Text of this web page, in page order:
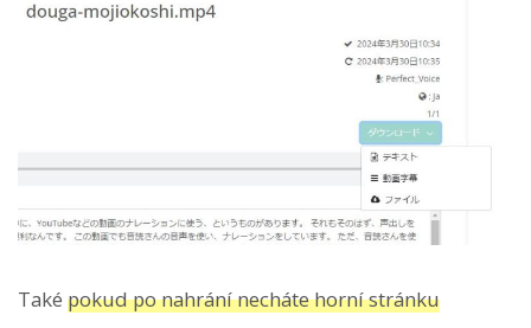
Také pokud po nahrání necháte horní stránku